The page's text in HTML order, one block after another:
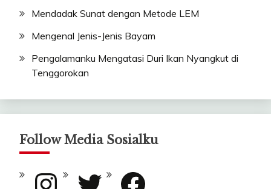
Mendadak Sunat dengan Metode LEM
Mengenal Jenis-Jenis Bayam
Pengalamanku Mengatasi Duri Ikan Nyangkut di
Tenggorokan
Follow Media Sosialku
Instagram Twitter Facebook